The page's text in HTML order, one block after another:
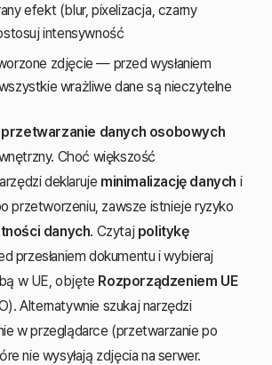
efekt (blur, pixelizacja, czarny
intensywność
zdjęcie — przed wysłaniem
wrażliwe dane są nieczytelne
przetwarzanie danych osobowych
Choć większość
deklaruje minimalizację danych i
przetworzeniu, zawsze istnieje ryzyko
danych. Czytaj politykę
przesłaniem dokumentu i wybieraj
w UE, objęte Rozporządzeniem UE
Alternatywnie szukaj narzędzi
w przeglądarce (przetwarzanie po
nie wysyłają zdjęcia na serwer.